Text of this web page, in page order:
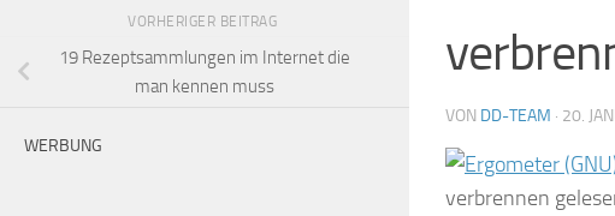
VON DD-TEAM · 20.
verbrennen
VORHERIGER BEITRAG
19 Rezeptsammlungen im Internet die
man kennen muss
WERBUNG